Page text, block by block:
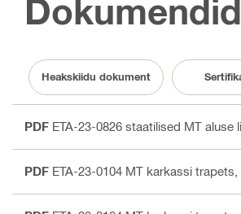
Dokumendid
Heakskiidu dokument
PDF ETA-23-0826 staatilised MT aluse
PDF ETA-23-0104 MT karkassi trapets